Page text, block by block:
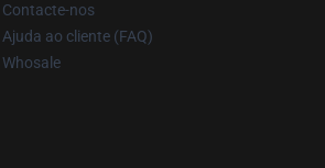
Contacte-nos
Ajuda ao cliente (FAQ)
Whosale